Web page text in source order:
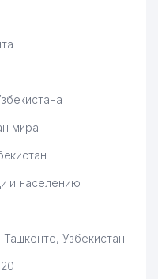
мира
и населению
Узбекистан